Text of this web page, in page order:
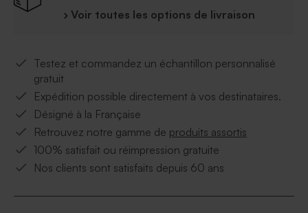
› Voir toutes les options de livraison
Testez et commandez un échantillon personnalisé
gratuit
Expédition possible directement à vos destinataires.
Désigné à la Française
Retrouvez notre gamme de produits assortis
100% satisfait ou réimpression gratuite
Nos clients sont satisfaits depuis 60 ans